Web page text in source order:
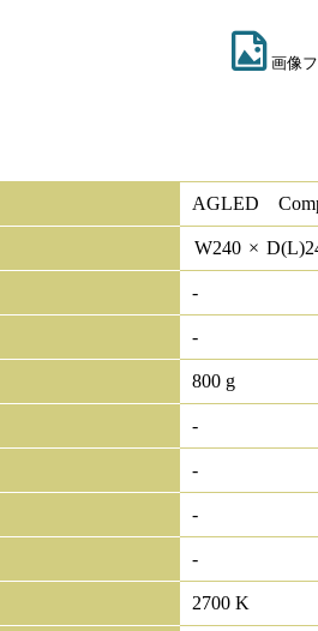
画像
AGLED
W240 × D(L)
-
-
800 g
-
-
-
-
2700 K